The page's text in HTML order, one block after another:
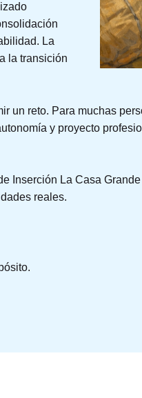
La
la transición
un reto. Para muchas
y proyecto
Inserción La Casa
reales.